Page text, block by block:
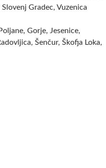
Gradec, Vuzenica
Gorje, Jesenice,
Šenčur, Škofja Loka,